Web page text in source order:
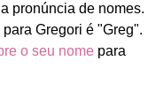
pronúncia de nomes.
Gregori é "Greg".
o seu nomepara